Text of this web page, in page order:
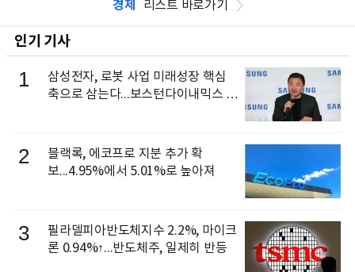
경제 리스트 바로가기
인기 기사
1
삼성전자, 로봇 사업 미래성장 핵심
축으로 삼는다...보스턴다이내믹스 출
2
블랙록, 에코프로 지분 추가 확
보...4.95%에서 5.01%로 높아져
3
필라델피아반도체지수 2.2%, 마이크
론 0.94%↑...반도체주, 일제히 반등